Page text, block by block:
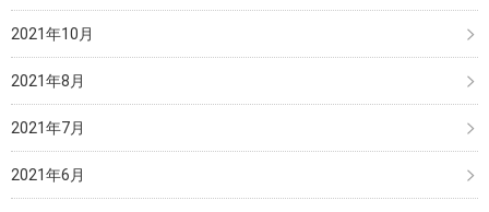
2021年10月
2021年8月
2021年7月
2021年6月